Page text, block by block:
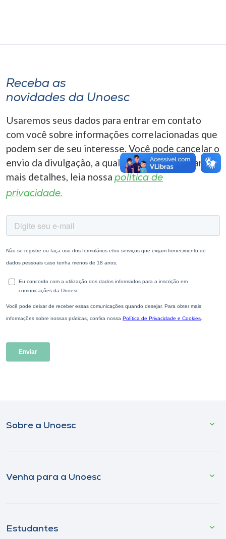
Selecione
A+
Receba as
novidades da Unoesc
Usaremos seus dados para entrar em contato
com você sobre informações correlacionadas que
podem ser de seu interesse. Você pode cancelar o
envio da divulgação, a qualquer momento. Para
mais detalhes, leia nossa política de
privacidade.
Sobre a Unoesc
Venha para a Unoesc
Estudantes